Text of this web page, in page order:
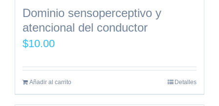
Dominio sensoperceptivo y
atencional del conductor
$10.00
Añadir al carrito Detalles